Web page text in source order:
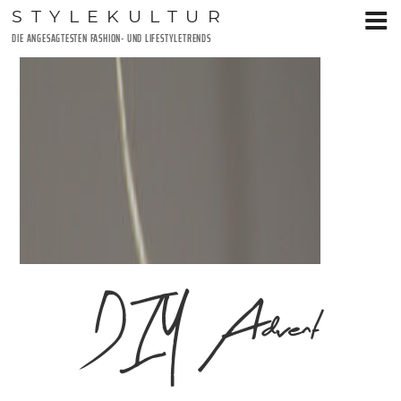
Zum
Inhalt
STYLEKULTUR
DIE ANGESAGTESTEN FASHION- UND LIFESTYLETRENDS
DIY Advent